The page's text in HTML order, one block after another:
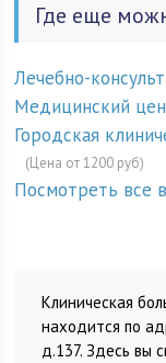
Где еще
Лечебно-
Медицинский
Городская
(Цена от 1200 руб)
Посмотреть все
Клиническая
находится по
д.137. Здесь вы